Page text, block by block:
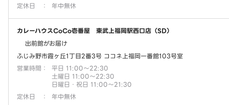
定休日
： 年中無休
カレーハウスCoCo壱番屋 東武上福岡駅西口店（SD）
出前館がお届け
ふじみ野市霞ヶ丘1丁目2番3号 ココネ上福岡一番館103号室
営業時間 ：
平日 11:00～22:30
土曜日 11:00～22:30
日曜日・祝日 11:00～21:30
定休日
： 年中無休